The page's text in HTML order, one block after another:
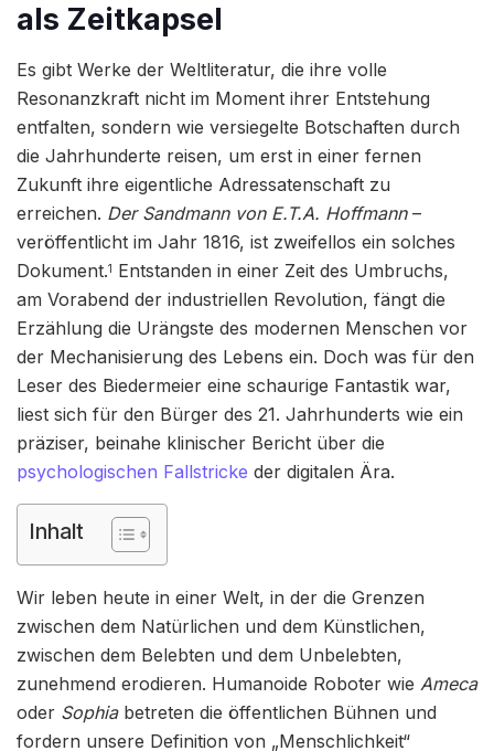
als Zeitkapsel
Es gibt Werke der Weltliteratur, die ihre volle
Resonanzkraft nicht im Moment ihrer Entstehung
entfalten, sondern wie versiegelte Botschaften durch
die Jahrhunderte reisen, um erst in einer fernen
Zukunft ihre eigentliche Adressatenschaft zu
erreichen. Der Sandmann von E.T.A. Hoffmann–
veröffentlicht im Jahr 1816, ist zweifellos ein solches
Dokument.1 Entstanden in einer Zeit des Umbruchs,
am Vorabend der industriellen Revolution, fängt die
Erzählung die Urängste des modernen Menschen vor
der Mechanisierung des Lebens ein. Doch was für den
Leser des Biedermeier eine schaurige Fantastik war,
liest sich für den Bürger des 21. Jahrhunderts wie ein
präziser, beinahe klinischer Bericht über die
psychologischen Fallstricke der digitalen Ära.
Inhalt
Wir leben heute in einer Welt, in der die Grenzen
zwischen dem Natürlichen und dem Künstlichen,
zwischen dem Belebten und dem Unbelebten,
zunehmend erodieren. Humanoide Roboter wie Ameca
oder Sophiabetreten die öffentlichen Bühnen und
fordern unsere Definition von „Menschlichkeit“